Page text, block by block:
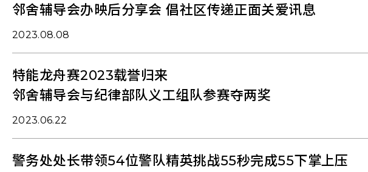
邻舍辅导会办映后分享会 倡社区传递正面关爱讯息
2023.08.08
特能龙舟赛2023载誉归来
邻舍辅导会与纪律部队义工组队参赛夺两奖
2023.06.22
警务处处长带领54位警队精英挑战55秒完成55下掌上压